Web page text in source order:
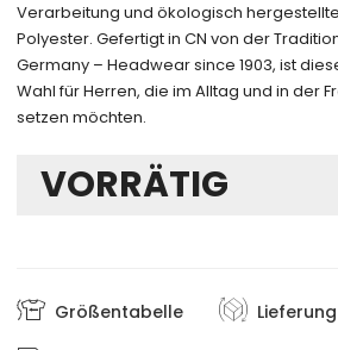
Verarbeitung und ökologisch
Polyester. Gefertigt in CN von der
Germany – Headwear since 1903, ist
Wahl für Herren, die im Alltag und in der
setzen möchten.
VORRÄTIG
Größentabelle